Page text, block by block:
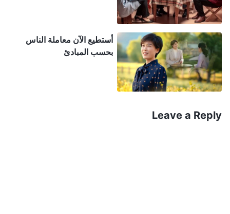
أستطيع الآن معاملة الناس
بحسب المبادئ
Leave a Reply